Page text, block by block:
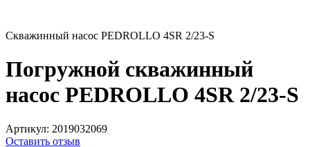
Скважинный насос PEDROLLO 4SR 2/23-S
Погружной скважинный
насос PEDROLLO 4SR 2/23-S
Артикул: 2019032069
Оставить отзыв